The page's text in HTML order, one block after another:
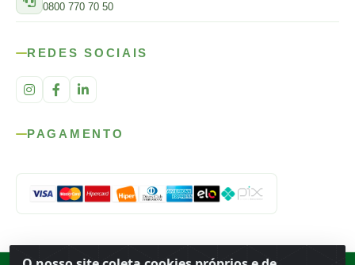
0800 770 70 50
REDES SOCIAIS
PAGAMENTO